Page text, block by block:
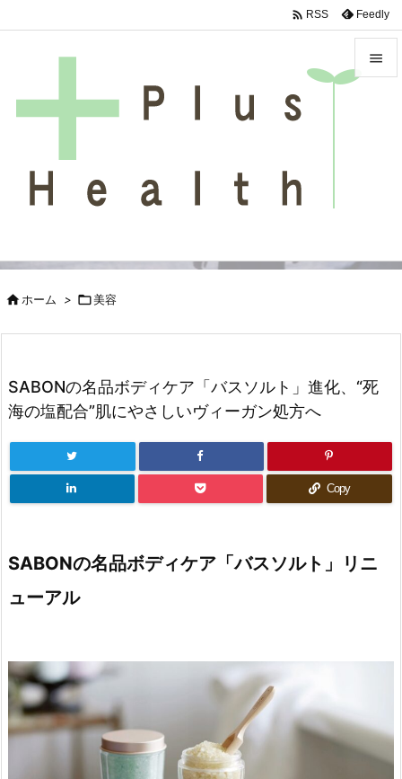

 RSS Feedly
ホーム > 美容
SABONの名品ボディケア「バスソルト」進化、“死
海の塩配合”肌にやさしいヴィーガン処方へ
Copy
SABONの名品ボディケア「バスソルト」リニ
ューアル